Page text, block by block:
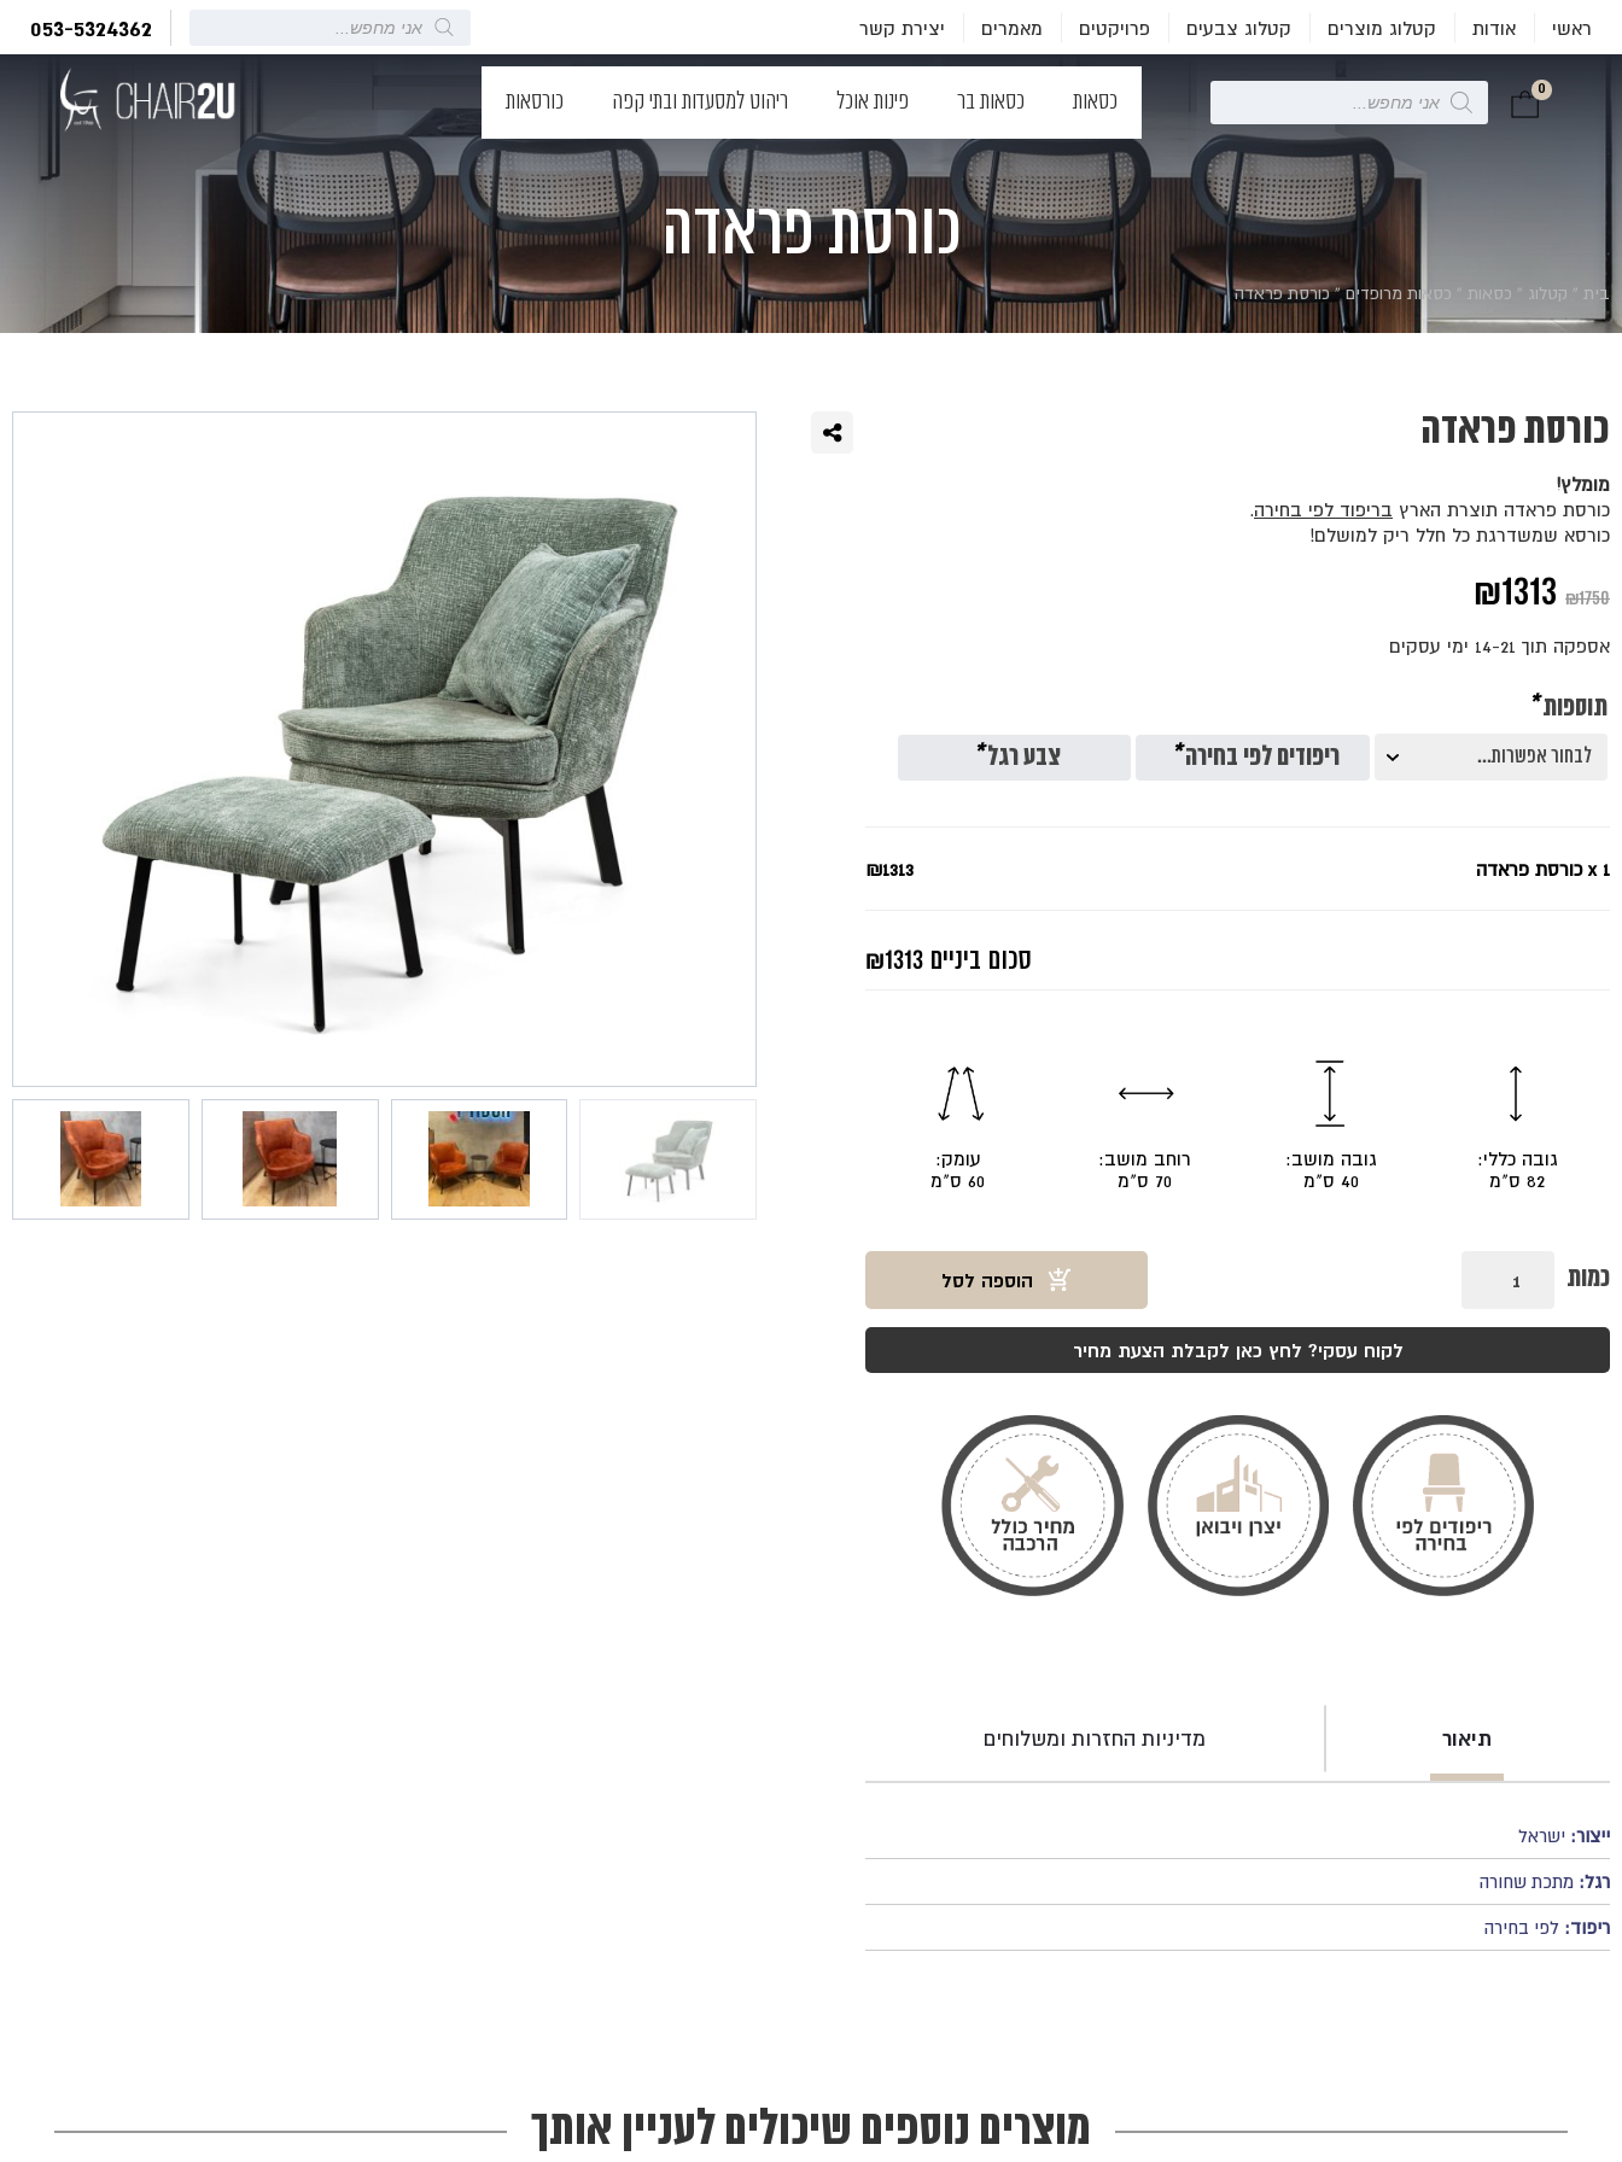
ראשי אודות קטלוג מוצרים קטלוג צבעים פרויקטים מאמרים יצירת קשר
Products
search
053-5324362
0
Products
search
כסאות כסאות בר פינות אוכל ריהוט למסעדות ובתי קפה כורסאות
כורסת פראדה
בית » קטלוג » כסאות » כסאות מרופדים»כורסת פראדה
כורסת פראדה
מומלץ!
כורסת פראדה תוצרת הארץ בריפוד לפי בחירה.
כורסא שמשדרגת כל חלל ריק למושלם!
₪1750
המחיר
המקורי
₪1750.
₪1313
הנוכחי
אספקה תוך 14-21 ימי עסקים
תוספות*
ריפודים לפי בחירה* צבע רגל*
x 1כורסת פראדה ₪1313
סכום ביניים ₪1313
גובה כללי:
82 ס"מ
גובה מושב:
40 ס"מ
רוחב מושב:
70 ס"מ
עומק:
60 ס"מ
כמות
פראדה
הוספה לסל
לקוח עסקי? לחץ כאן לקבלת הצעת מחיר
תיאור מדיניות החזרות ומשלוחים
ייצור: ישראל
רגל: מתכת שחורה
ריפוד: לפי בחירה
מוצרים נוספים שיכולים לעניין אותך